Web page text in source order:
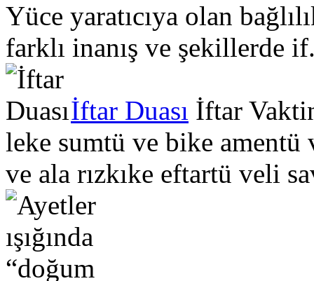
Yüce yaratıcıya olan
farklı inanış ve şekillerde
İftar Duası İftar
leke sumtü ve bike amentü
ve ala rızkıke eftartü veli